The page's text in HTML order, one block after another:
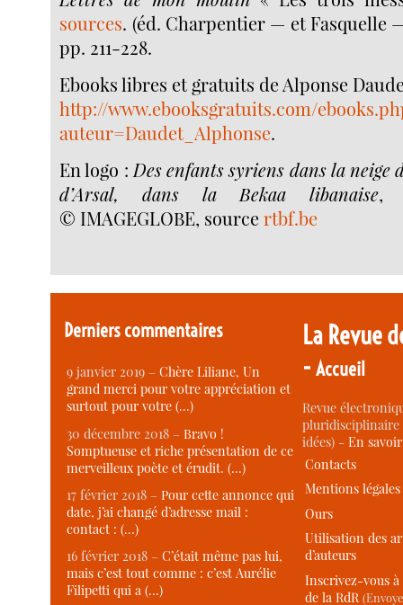
sources. (éd. Charpentier — et Fasquelle —
pp. 211-228.
Ebooks libres et gratuits de Alponse
http://www.ebooksgratuits.com/
auteur=Daudet_Alphonse.
En logo : Des enfants syriens dans la neige
d’Arsal, dans la Bekaa libanaise,
© IMAGEGLOBE, sourcertbf.be
Derniers commentaires
9 janvier 2019 –Chère Liliane, Un
grand merci pour votre appréciation et
surtout pour votre (…)
30 décembre 2018 –Bravo !
Somptueuse et riche présentation de ce
merveilleux poète et érudit. (…)
17 février 2018 –Pour cette annonce qui
date, j’ai changé d’adresse mail :
contact : (…)
16 février 2018 –C’était même pas lui,
mais c’est tout comme : c’est Aurélie
Filipetti qui a (…)
La Revue
-Accueil
Revue
idées) -En
Contacts
Mentions légales
Ours
Utilisation des
d’auteurs
Inscrivez-vous
de la RdR